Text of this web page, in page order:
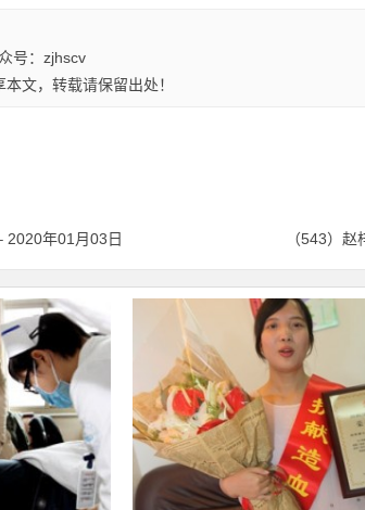
号：zjhscv
文，转载请保留出处！
2020年01月03日 （543）